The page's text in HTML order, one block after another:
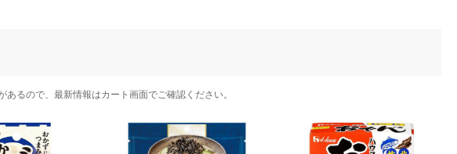
るので、最新情報はカート画面でご確認ください。